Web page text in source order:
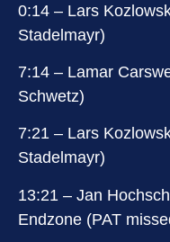
0:14 – Lars
Stadelmayr)
7:14 – Lamar
Schwetz)
7:21 – Lars
Stadelmayr)
13:21 – Jan
Endzone (PAT